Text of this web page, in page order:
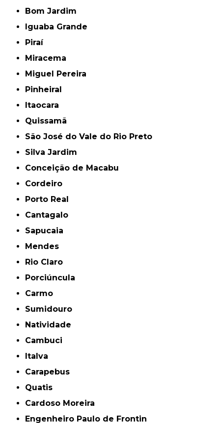
Bom Jardim
Iguaba Grande
Piraí
Miracema
Miguel Pereira
Pinheiral
Itaocara
Quissamã
São José do Vale do Rio Preto
Silva Jardim
Conceição de Macabu
Cordeiro
Porto Real
Cantagalo
Sapucaia
Mendes
Rio Claro
Porciúncula
Carmo
Sumidouro
Natividade
Cambuci
Italva
Carapebus
Quatis
Cardoso Moreira
Engenheiro Paulo de Frontin